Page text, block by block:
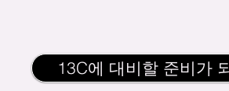
13C에 대비할 준비가